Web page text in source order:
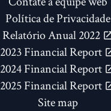
Política de Privacidade
Relatório Anual 2022
2023 Financial Report
2024 Financial Report
2025 Financial Report
Site map